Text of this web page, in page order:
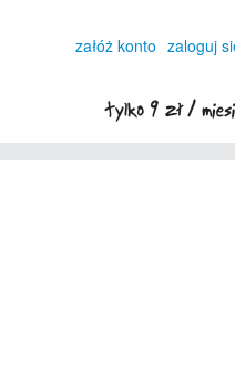
załóż konto zaloguj